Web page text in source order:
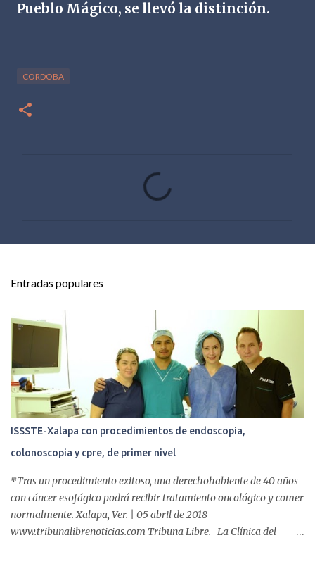
Pueblo Mágico, se llevó la distinción.
CORDOBA
s
Entradas populares
ISSSTE-Xalapa con procedimientos de endoscopia,
colonoscopia y cpre, de primer nivel
*Tras un procedimiento exitoso, una derechohabiente de 40 años
con cáncer esofágico podrá recibir tratamiento oncológico y comer
normalmente. Xalapa, Ver. | 05 abril de 2018
www.tribunalibrenoticias.com Tribuna Libre.- La Clínica del